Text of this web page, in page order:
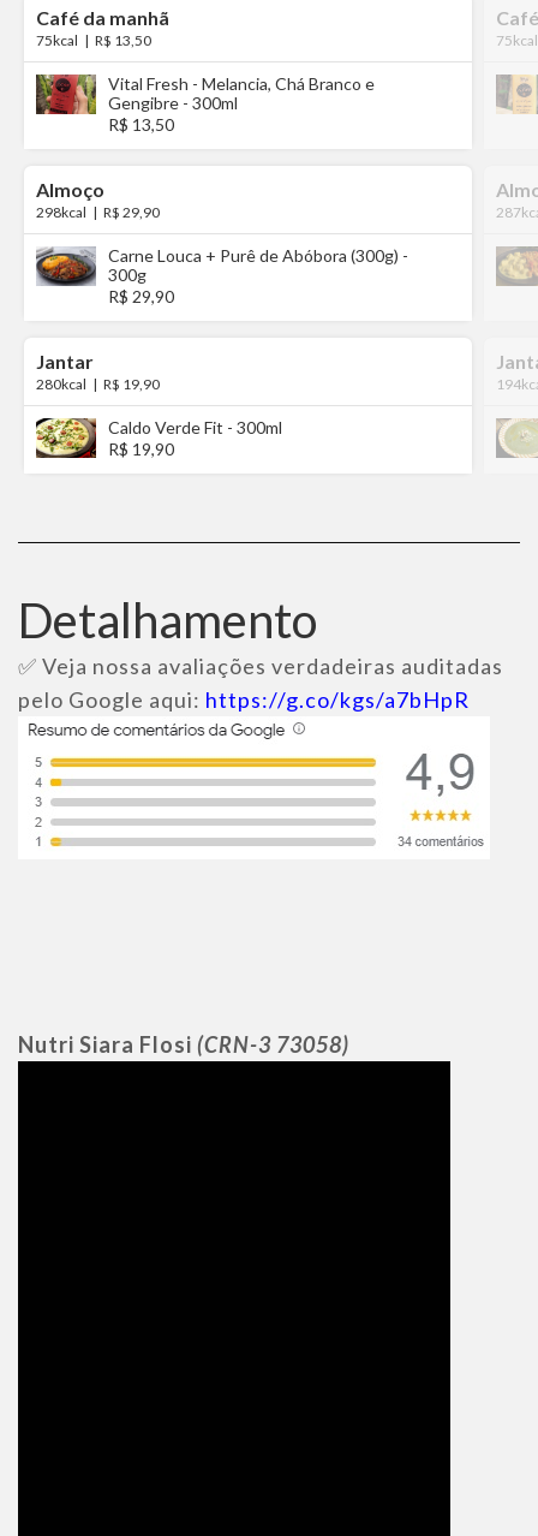
Café da manhã
75kcal | R$ 13,50
Vital Fresh - Melancia, Chá Branco e
Gengibre - 300ml
R$ 13,50
Almoço
298kcal | R$ 29,90
Carne Louca + Purê de Abóbora (300g) -
300g
R$ 29,90
Jantar
280kcal | R$ 19,90
Caldo Verde Fit - 300ml
R$ 19,90
75kcal
Detalhamento
✅ Veja nossa avaliações verdadeiras auditadas
pelo Google aqui: https://g.co/kgs/a7bHpR
Nutri Siara Flosi (CRN-3 73058)